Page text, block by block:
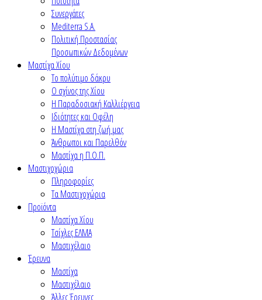
Συνεργάτες
Mediterra S.A.
Πολιτική Προστασίας
Προσωπικών Δεδομένων
Μαστίχα Χίου
Το πολύτιμο δάκρυ
Ο σχίνος της Χίου
Η Παραδοσιακή Καλλιέργεια
Ιδιότητες και Οφέλη
Η Μαστίχα στη ζωή μας
Άνθρωποι και Παρελθόν
Μαστίχα η Π.Ο.Π.
Μαστιχοχώρια
Πληροφορίες
Τα Μαστιχοχώρια
Προϊόντα
Μαστίχα Χίου
Τσίχλες ΕΛΜΑ
Μαστιχέλαιο
Έρευνα
Μαστίχα
Μαστιχέλαιο
Άλλες Έρευνες